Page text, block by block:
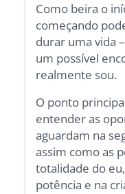
Como beira o
começando
durar uma vida
um possível
realmente sou.
O ponto
entender as
aguardam na
assim como as
totalidade do
potência e na